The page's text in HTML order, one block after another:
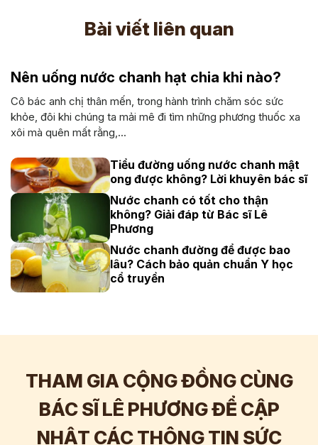
Bài viết liên quan
Nên uống nước chanh hạt chia khi nào?
Cô bác anh chị thân mến, trong hành trình chăm sóc sức
khỏe, đôi khi chúng ta mải mê đi tìm những phương thuốc xa
xôi mà quên mất rằng,...
Tiểu đường uống nước chanh mật
ong được không? Lời khuyên bác sĩ
Nước chanh có tốt cho thận
không? Giải đáp từ Bác sĩ Lê
Phương
Nước chanh đường để được bao
lâu? Cách bảo quản chuẩn Y học
cổ truyền
THAM GIA CỘNG ĐỒNG CÙNG
BÁC SĨ LÊ PHƯƠNG ĐỂ CẬP
NHẬT CÁC THÔNG TIN SỨC